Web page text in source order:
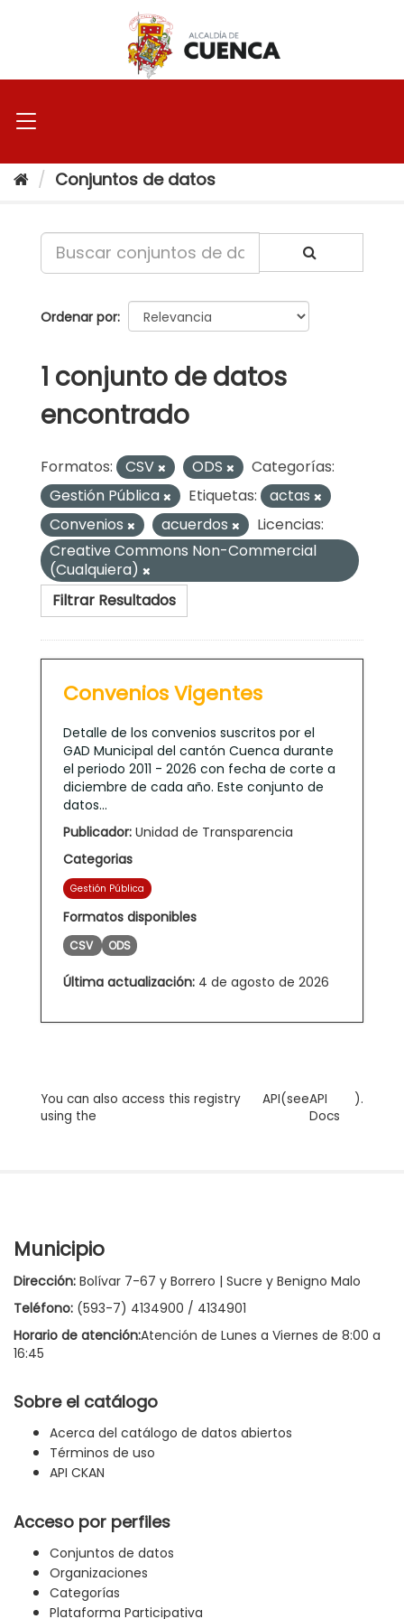
Conjuntos de datos
Ordenar por
1 conjunto de datos
encontrado
Formatos: CSV ODS
Categorías:
Gestión Pública
Etiquetas:
actas
Convenios
acuerdos
Licencias:
Creative Commons Non-Commercial
(Cualquiera)
Filtrar Resultados
Convenios Vigentes
Detalle de los convenios suscritos por el
GAD Municipal del cantón Cuenca durante
el periodo 2011 - 2026 con fecha de corte a
diciembre de cada año. Este conjunto de
datos...
Publicador: Unidad de Transparencia
Categorias
Gestión Pública
Formatos disponibles
CSV ODS
Última actualización: 4 de agosto de 2026
You can also access this registry
using the
API(seeAPI
Docs
).
Municipio
Dirección: Bolívar 7-67 y Borrero | Sucre y Benigno Malo
Teléfono: (593-7) 4134900 / 4134901
Horario de atención:Atención de Lunes a Viernes de 8:00 a
16:45
Sobre el catálogo
Acerca del catálogo de datos abiertos
Términos de uso
API CKAN
Acceso por perfiles
Conjuntos de datos
Organizaciones
Categorías
Plataforma Participativa